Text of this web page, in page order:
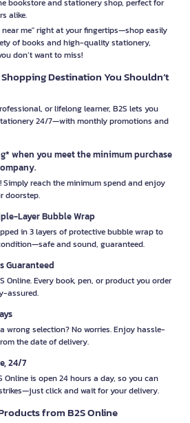
bookstore and stationery shop, perfect for
alike.
near me" right at your fingertips—shop easily
of books and high-quality stationery,
don’t want to miss!
Destination You Shouldn’t
or lifelong learner, B2S lets you
24/7—with monthly promotions and
when you meet the minimum purchase
reach the minimum spend and enjoy
doorstep.
Layer Bubble Wrap
in 3 layers of protective bubble wrap to
and sound, guaranteed.
Guaranteed
Online. Every book, pen, or product you order
assured.
wrong selection? No worries. Enjoy hassle-
the date of delivery.
24/7
Online is open 24 hours a day, so you can
click and wait for your delivery.
from B2S Online